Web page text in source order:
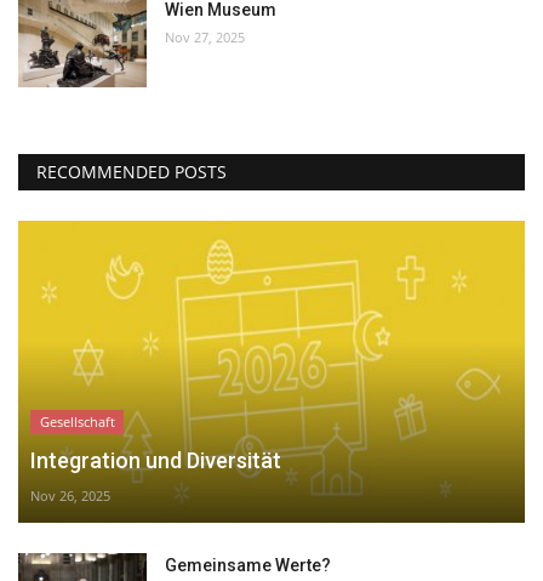
Wien Museum
Nov 27, 2025
RECOMMENDED POSTS
Gesellschaft
Integration und Diversität
Nov 26, 2025
Gemeinsame Werte?